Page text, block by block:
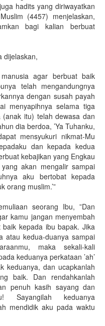
hadits yang diriwayatkan
(4457) menjelaskan,
bagi kalian berbuat
dijelaskan,
agar berbuat baik
telah mengandungnya
dengan susah payah
menyapihnya selama tiga
itu) telah dewasa dan
dia berdoa, ’Ya Tuhanku,
mensyukuri nikmat-Mu
dan kepada kedua
kebajikan yang Engkau
akan mengalir sampai
aku bertobat kepada
orang muslim.’”
seorang Ibu, ”Dan
kamu jangan menyembah
kepada ibu bapak. Jika
atau kedua-duanya sampai
maka sekali-kali
keduanya perkataan ’ah’
keduanya, dan ucapkanlah
baik. Dan rendahkanlah
penuh kasih sayang dan
Sayangilah keduanya
mendidik aku pada waktu